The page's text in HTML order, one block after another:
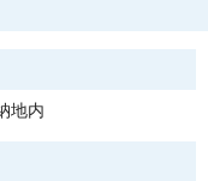
地内